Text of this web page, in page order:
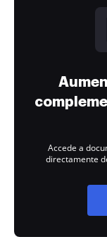
Accede a
directamente